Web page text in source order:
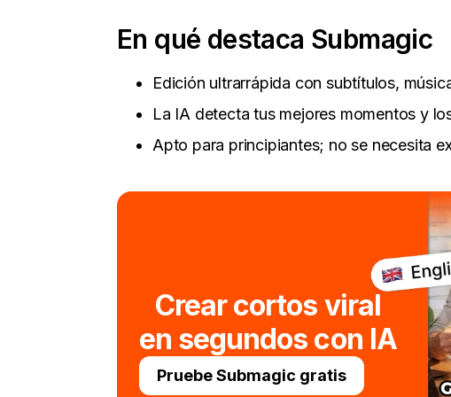
En qué destaca Submagic
Edición ultrarrápida con subtítulos,
La IA detecta tus mejores momentos y
Apto para principiantes; no se necesita
Crear cortos viral
en segundos con IA
Pruebe Submagic gratis